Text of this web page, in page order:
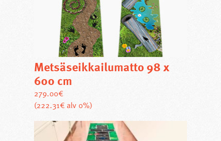
Metsäseikkailumatto 98 x
600 cm
279.00€
(222.31€ alv 0%)